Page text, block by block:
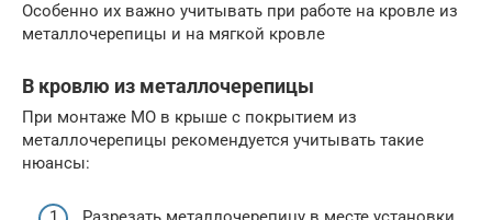
Особенно их важно учитывать при работе на кровле из
металлочерепицы и на мягкой кровле
В кровлю из металлочерепицы
При монтаже МО в крыше с покрытием из
металлочерепицы рекомендуется учитывать такие
нюансы: